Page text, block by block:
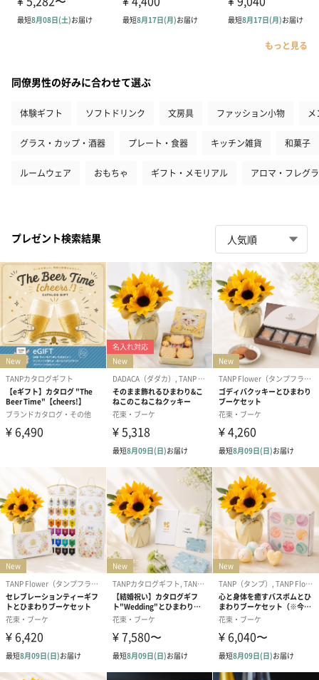
もっと見る
同僚男性の好みに合わせて選ぶ
体験ギフト ソフトドリンク 文房具 ファッション小物 メ
グラス・カップ・酒器 プレート・食器 キッチン雑貨 和菓子
ルームウェア おもちゃ ギフト・メモリアル アロマ・フレグ
プレゼント検索結果